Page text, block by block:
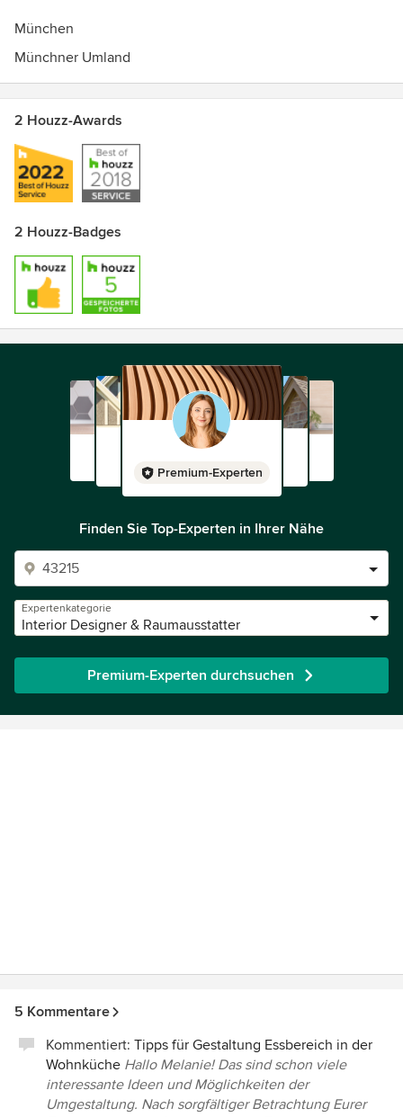
München
Münchner Umland
2 Houzz-Awards
2 Houzz-Badges
Premium-Experten
Finden Sie Top-Experten in Ihrer Nähe
Expertenkategorie
Interior Designer & Raumausstatter
Premium-Experten durchsuchen
5 Kommentare
Kommentiert: Tipps für Gestaltung Essbereich in der
Wohnküche Hallo Melanie! Das sind schon viele
interessante Ideen und Möglichkeiten der
Umgestaltung. Nach sorgfältiger Betrachtung Eurer